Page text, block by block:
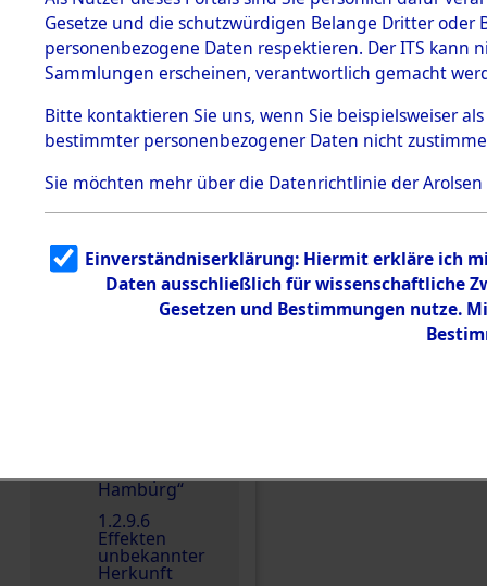
1.2.9.1
Effekten aus
dem KZ
Dachau
1.2.9.2
Effekten aus
dem KZ
Bayerisches
1.2.9.3
Effekten aus
dem KZ
Neuengamm
Hamburg“
1.2.9.6
Effekten
unbekannter
Herkunft
Gesetze und die schutzwürdigen Belange Dritter
personenbezogene Daten respektieren. Der ITS
Sammlungen erscheinen, verantwortlich gemacht
Bitte kontaktieren Sie uns, wenn Sie beispielsweiser
bestimmter personenbezogener Daten nicht
Sie möchten mehr über die Datenrichtlinie der Arolsen
Einverständniserklärung: Hiermit erkläre ich
Daten ausschließlich für wissenschaftliche
Gesetzen und Bestimmungen nutze.